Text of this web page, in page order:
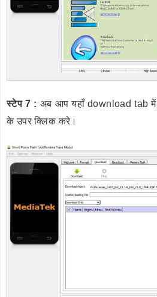
स्टेप 7 : अब आप यहाँ download tab में
के उपर क्लिक करे।